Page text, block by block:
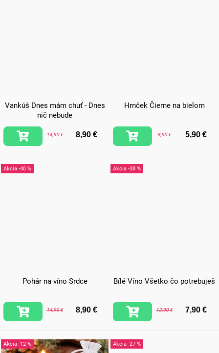
Vankúš Dnes mám chuť - Dnes
nič nebude
14,90 € 8,90 €
Hrnček Čierne na bielom
8,90 € 5,90 €
-40 %
Pohár na víno Srdce
14,90 € 8,90 €
-38 %
Bílé Víno Všetko čo potrebuješ
12,90 € 7,90 €
-12 % -27 %